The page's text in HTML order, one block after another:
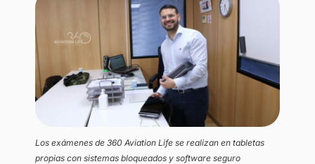
Los exámenes de 360 Aviation Life se realizan en tabletas
propias con sistemas bloqueados y software seguro